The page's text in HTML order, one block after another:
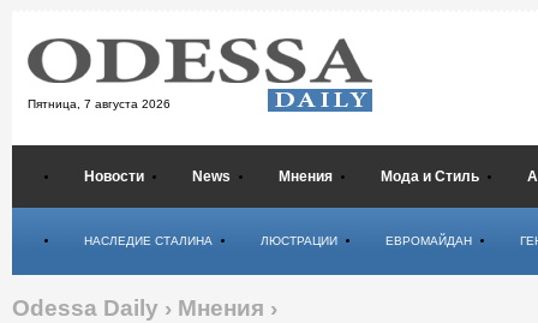
Пятница, 7 августа 2026
Новости News Мнения Мода и Стиль
НАСЛЕДИЕ СТАЛИНА ЛЮСТРАЦИИ ЕВРОМАЙДАН
Odessa Daily › Мнения ›